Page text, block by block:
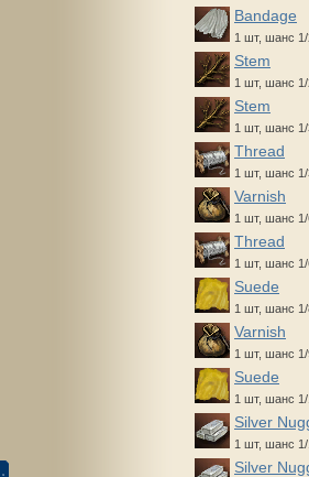
Bandage
1 шт, шанс
Stem
1 шт, шанс
Stem
1 шт, шанс
Thread
1 шт, шанс
Varnish
1 шт, шанс
Thread
1 шт, шанс
Suede
1 шт, шанс
Varnish
1 шт, шанс
Suede
1 шт, шанс
Silver
1 шт, шанс
Silver